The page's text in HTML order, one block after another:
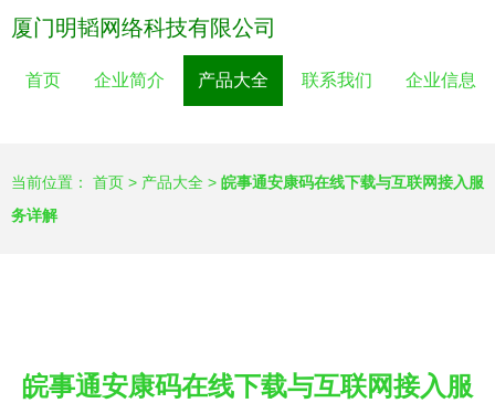
厦门明韬网络科技有限公司
首页 企业简介 产品大全 联系我们 企业信息
当前位置： 首页 > 产品大全 > 皖事通安康码在线下载与互联网接入服
务详解
皖事通安康码在线下载与互联网接入服